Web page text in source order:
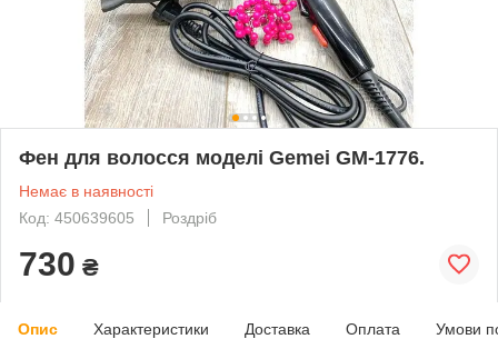
Фен для волосся моделі Gemei GM-1776.
Немає в наявності
Код: 450639605
Роздріб
730 ₴
Опис Характеристики Доставка Оплата Умови